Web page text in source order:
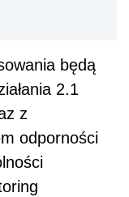
będą
2.1
z
odporności